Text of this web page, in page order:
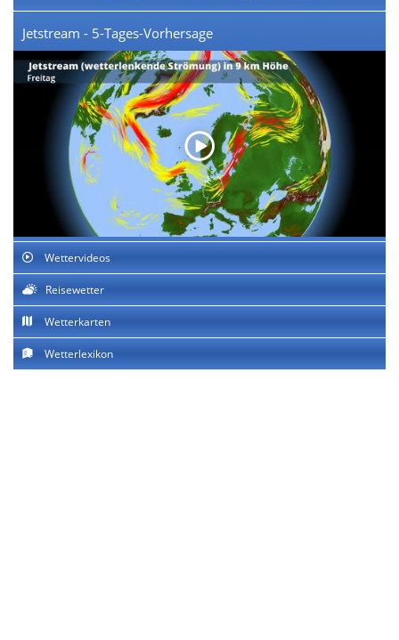
Jetstream - 5-Tages-Vorhersage
Wettervideos
Reisewetter
Wetterkarten
Wetterlexikon